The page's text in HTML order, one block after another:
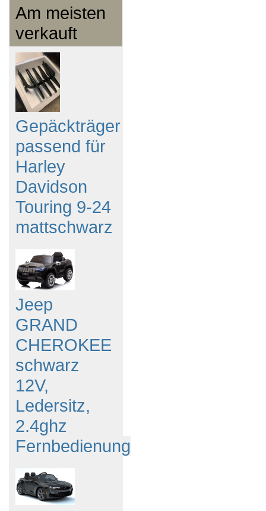
Am meisten
verkauft
Gepäckträger
passend für
Harley
Davidson
Touring 9-24
mattschwarz
Jeep
GRAND
CHEROKEE
schwarz
12V,
Ledersitz,
2.4ghz
Fernbedienung